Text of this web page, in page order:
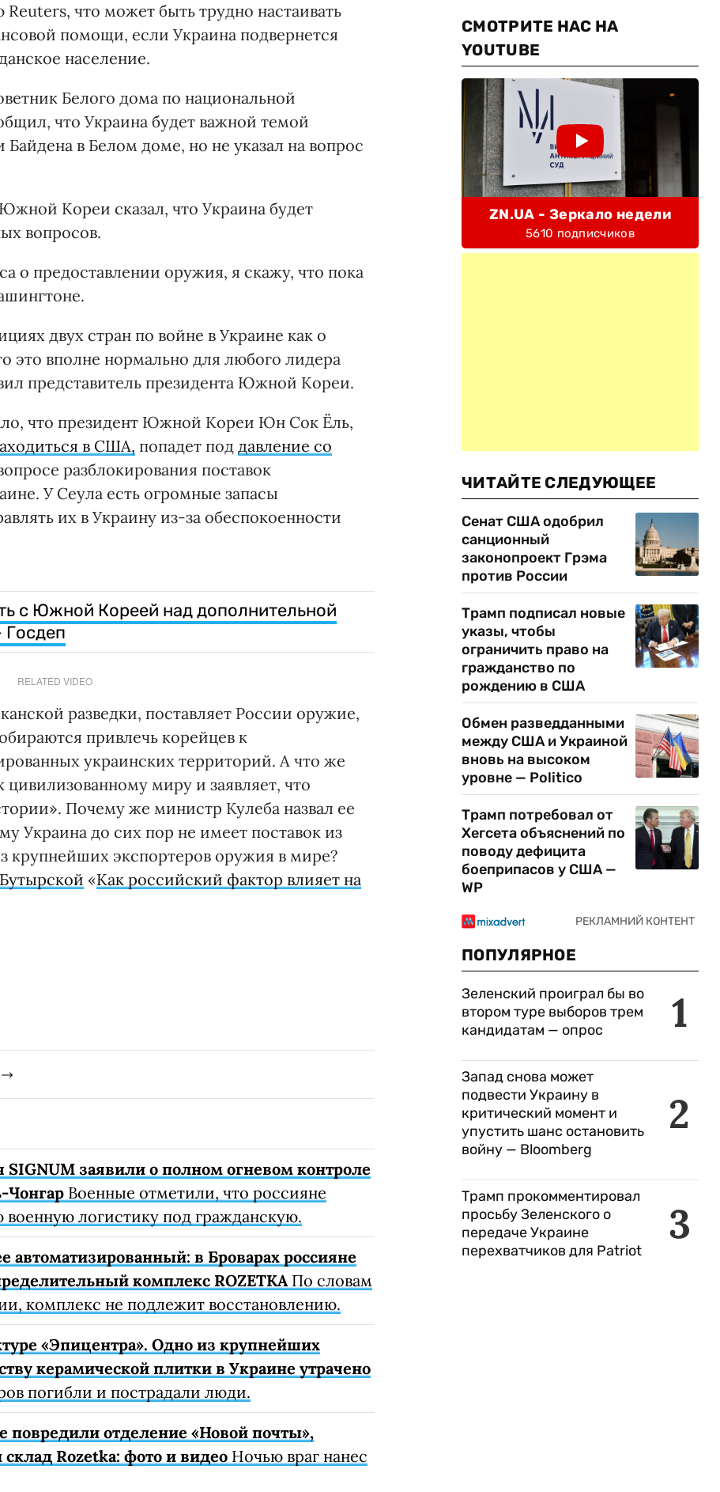
что может быть трудно настаивать
помощи, если Украина подвернется
население.
Белого дома по национальной
что Украина будет важной темой
в Белом доме, но не указал на вопрос
Кореи сказал, что Украина будет
вопросов.
о предоставлении оружия, я скажу, что пока
двух стран по войне в Украине как о
это вполне нормально для любого лидера
представитель президента Южной Кореи.
что президент Южной Кореи Юн Сок Ёль,
в США, попадет под давление со
разблокирования поставок
У Сеула есть огромные запасы
их в Украину из-за обеспокоенности
с Южной Кореей над дополнительной
RELATED VIDEO
разведки, поставляет России оружие,
привлечь корейцев к
украинских территорий. А что же
миру и заявляет, что
Почему же министр Кулеба назвал ее
Украина до сих пор не имеет поставок из
крупнейших экспортеров оружия в мире?
«Как российский фактор влияет на
заявили о полном огневом контроле
Чонгар Военные отметили, что россияне
военную логистику под гражданскую.
в Броварах россияне
комплекс ROZETKAПо словам
комплекс не подлежит восстановлению.
«Эпицентра». Одно из крупнейших
керамической плитки в Украине утрачено
погибли и пострадали люди.
повредили отделение «Новой почты»,
Rozetka: фото и видео Ночью враг нанес
СМОТРИТЕ НАС НА
YOUTUBE
ZN.UA - Зеркало недели
5610 подписчиков
ЧИТАЙТЕ СЛЕДУЮЩЕЕ
Сенат США одобрил
санционный
законопроект Грэма
против России
Трамп подписал новые
указы, чтобы
ограничить право на
гражданство по
рождению в США
Обмен разведданными
между США и Украиной
вновь на высоком
уровне — Politico
Трамп потребовал от
Хегсета объяснений по
поводу дефицита
боеприпасов у США —
WP
ПОПУЛЯРНОЕ
1
Зеленский проиграл бы во
втором туре выборов трем
кандидатам — опрос
2
Запад снова может
подвести Украину в
критический момент и
упустить шанс остановить
войну — Bloomberg
3
Трамп прокомментировал
просьбу Зеленского о
передаче Украине
перехватчиков для Patriot